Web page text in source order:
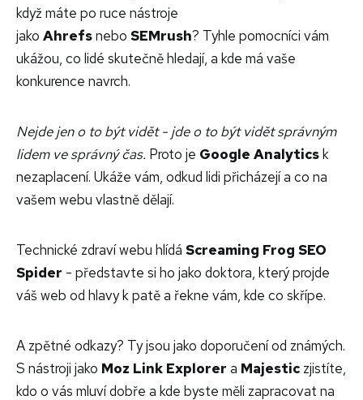
když máte po ruce nástroje
jako Ahrefsnebo SEMrush? Tyhle pomocníci vám
ukážou, co lidé skutečně hledají, a kde má vaše
konkurence navrch.
Nejde jen o to být vidět - jde o to být vidět správným
lidem ve správný čas. Proto je Google Analyticsk
nezaplacení. Ukáže vám, odkud lidi přicházejí a co na
vašem webu vlastně dělají.
Technické zdraví webu hlídá Screaming Frog SEO
Spider - představte si ho jako doktora, který projde
váš web od hlavy k patě a řekne vám, kde co skřípe.
A zpětné odkazy? Ty jsou jako doporučení od známých.
S nástroji jako Moz Link Explorer a Majestic zjistíte,
kdo o vás mluví dobře a kde byste měli zapracovat na